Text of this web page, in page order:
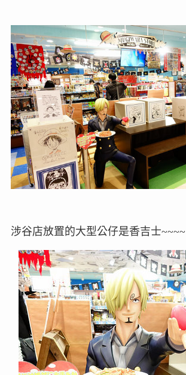
涉谷店放置的大型公仔是香吉士~~~~